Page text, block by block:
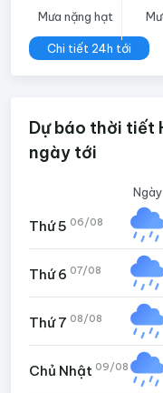
Mưa nặng hạt
Chi tiết 24h tới
Dự báo thời tiết
ngày tới
Ngày
Thứ 5 06/08
Thứ 6 07/08
Thứ 7 08/08
Chủ Nhật 09/08